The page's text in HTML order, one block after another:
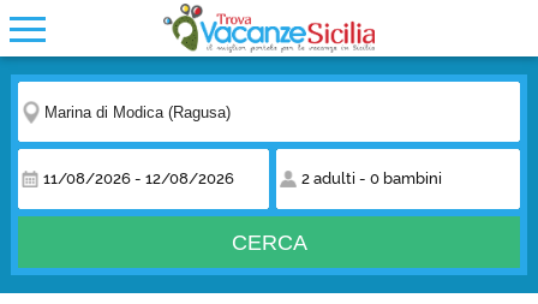
11/08/2026 - 12/08/2026 2 adulti - 0 bambini
CERCA